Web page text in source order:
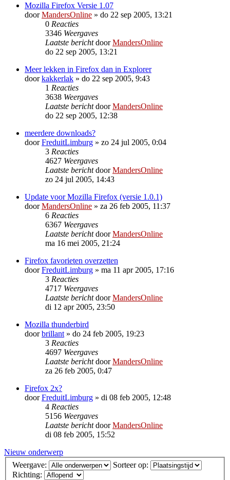
Mozilla Firefox Versie 1.07
doorMandersOnline » do 22 sep 2005, 13:21
0 Reacties
3346 Weergaves
Laatste berichtdoorMandersOnline
do 22 sep 2005, 13:21
Meer lekken in Firefox dan in Explorer
doorkakkerlak » do 22 sep 2005, 9:43
1 Reacties
3638 Weergaves
Laatste berichtdoorMandersOnline
do 22 sep 2005, 12:38
meerdere downloads?
doorFreduitLimburg » zo 24 jul 2005, 0:04
3 Reacties
4627 Weergaves
Laatste berichtdoorMandersOnline
zo 24 jul 2005, 14:43
Update voor Mozilla Firefox (versie 1.0.1)
doorMandersOnline » za 26 feb 2005, 11:37
6 Reacties
6367 Weergaves
Laatste berichtdoorMandersOnline
ma 16 mei 2005, 21:24
Firefox favorieten overzetten
doorFreduitLimburg » ma 11 apr 2005, 17:16
3 Reacties
4717 Weergaves
Laatste berichtdoorMandersOnline
di 12 apr 2005, 23:50
Mozilla thunderbird
doorbrillant » do 24 feb 2005, 19:23
3 Reacties
4697 Weergaves
Laatste berichtdoorMandersOnline
za 26 feb 2005, 0:47
Firefox 2x?
doorFreduitLimburg » di 08 feb 2005, 12:48
4 Reacties
5156 Weergaves
Laatste berichtdoorMandersOnline
di 08 feb 2005, 15:52
Nieuw onderwerp
Weergave:
Sorteer op:
Richting: